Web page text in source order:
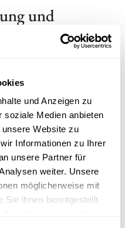
und Anzeigen zu
soziale Medien anbieten
Website zu
Informationen zu Ihrer
unsere Partner für
weiter. Unsere
möglicherweise mit
Sie ihnen bereitgestellt
und
für eine persönlichere